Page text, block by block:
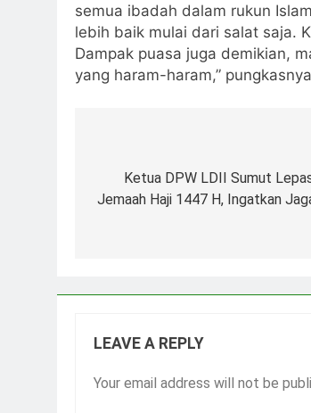
semua ibadah dalam rukun
lebih baik mulai dari salat saja.
Dampak puasa juga demikian,
yang haram-haram,”
navigation
Ketua DPW LDII Sumut
Jemaah Haji 1447 H, Ingatkan
LEAVE A REPLY
Your email address will not be